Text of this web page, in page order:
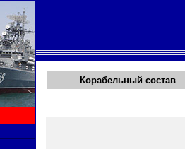
Корабельный состав